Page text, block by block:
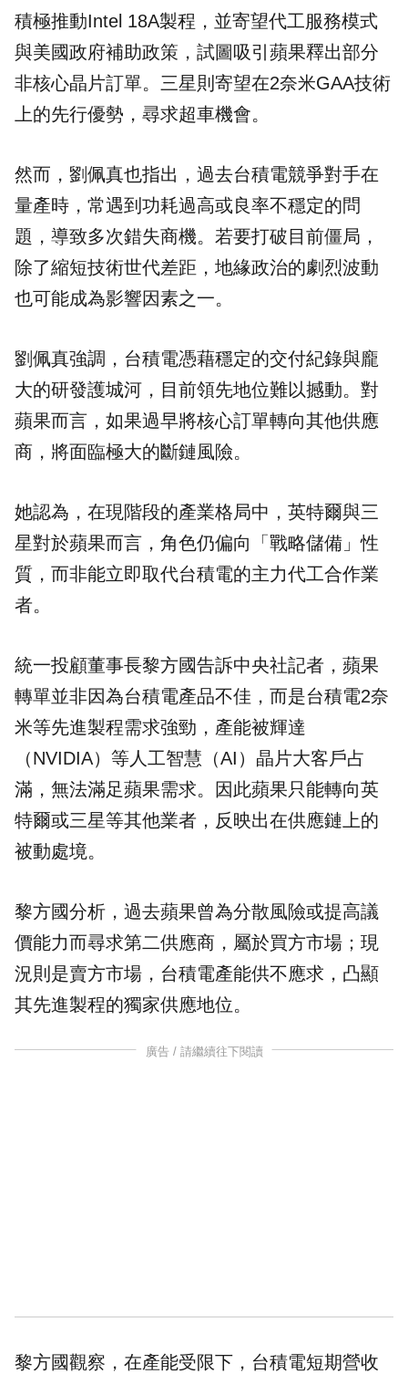
積極推動Intel 18A製程，並寄望代工服務模式
與美國政府補助政策，試圖吸引蘋果釋出部分
非核心晶片訂單。三星則寄望在2奈米GAA技術
上的先行優勢，尋求超車機會。
然而，劉佩真也指出，過去台積電競爭對手在
量產時，常遇到功耗過高或良率不穩定的問
題，導致多次錯失商機。若要打破目前僵局，
除了縮短技術世代差距，地緣政治的劇烈波動
也可能成為影響因素之一。
劉佩真強調，台積電憑藉穩定的交付紀錄與龐
大的研發護城河，目前領先地位難以撼動。對
蘋果而言，如果過早將核心訂單轉向其他供應
商，將面臨極大的斷鏈風險。
她認為，在現階段的產業格局中，英特爾與三
星對於蘋果而言，角色仍偏向「戰略儲備」性
質，而非能立即取代台積電的主力代工合作業
者。
統一投顧董事長黎方國告訴中央社記者，蘋果
轉單並非因為台積電產品不佳，而是台積電2奈
米等先進製程需求強勁，產能被輝達
（NVIDIA）等人工智慧（AI）晶片大客戶占
滿，無法滿足蘋果需求。因此蘋果只能轉向英
特爾或三星等其他業者，反映出在供應鏈上的
被動處境。
黎方國分析，過去蘋果曾為分散風險或提高議
價能力而尋求第二供應商，屬於買方市場；現
況則是賣方市場，台積電產能供不應求，凸顯
其先進製程的獨家供應地位。
廣告 / 請繼續往下閱讀
黎方國觀察，在產能受限下，台積電短期營收